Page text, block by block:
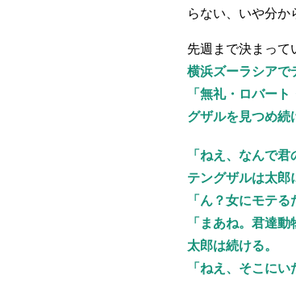
らない、いや分か
先週まで決まって
横浜ズーラシアで
「無礼・ロバー
グザルを見つめ続
「ねえ、なんで
テングザルは太郎
「ん？女にモテ
「まあね。君達
太郎は続ける。
「ねえ、そこに